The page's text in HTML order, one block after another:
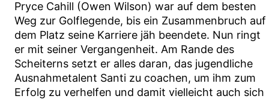
Pryce Cahill (Owen Wilson) war auf dem besten
Weg zur Golflegende, bis ein Zusammenbruch auf
dem Platz seine Karriere jäh beendete. Nun ringt
er mit seiner Vergangenheit. Am Rande des
Scheiterns setzt er alles daran, das jugendliche
Ausnahmetalent Santi zu coachen, um ihm zum
Erfolg zu verhelfen und damit vielleicht auch sich